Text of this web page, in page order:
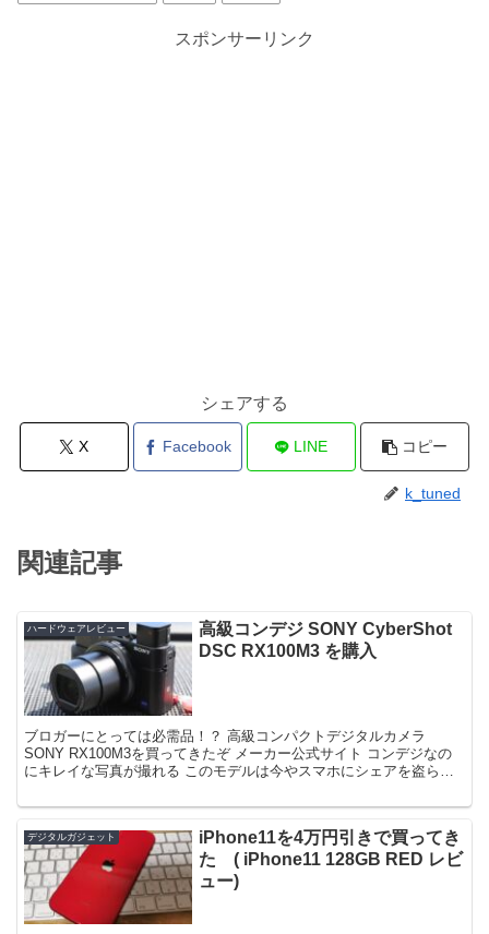
スポンサーリンク
シェアする
X Facebook LINE コピー
k_tuned
関連記事
ハードウェアレビュー
高級コンデジ SONY CyberShot
DSC RX100M3 を購入
ブロガーにとっては必需品！？ 高級コンパクトデジタルカメラ
SONY RX100M3を買ってきたぞ メーカー公式サイト コンデジなの
にキレイな写真が撮れる このモデルは今やスマホにシェアを盗られ
デジタルガジェット
iPhone11を4万円引きで買ってき
た ( iPhone11 128GB RED レビ
ュー)